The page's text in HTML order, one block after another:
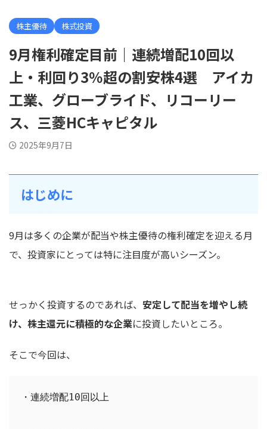
株主優待 株式投資
9月権利確定目前｜連続増配10回以
上・利回り3％超の割安株4選 アイカ
工業、グローブライド、リコーリー
ス、三菱HCキャピタル
2025年9月7日
はじめに
9月は多くの企業が配当や株主優待の権利確定を迎える月
で、投資家にとっては特に注目度が高いシーズン。
せっかく投資するのであれば、 安定して配当を増やし続
け、株主還元に積極的な企業に投資したいところ。
そこで今回は、
・連続増配10回以上